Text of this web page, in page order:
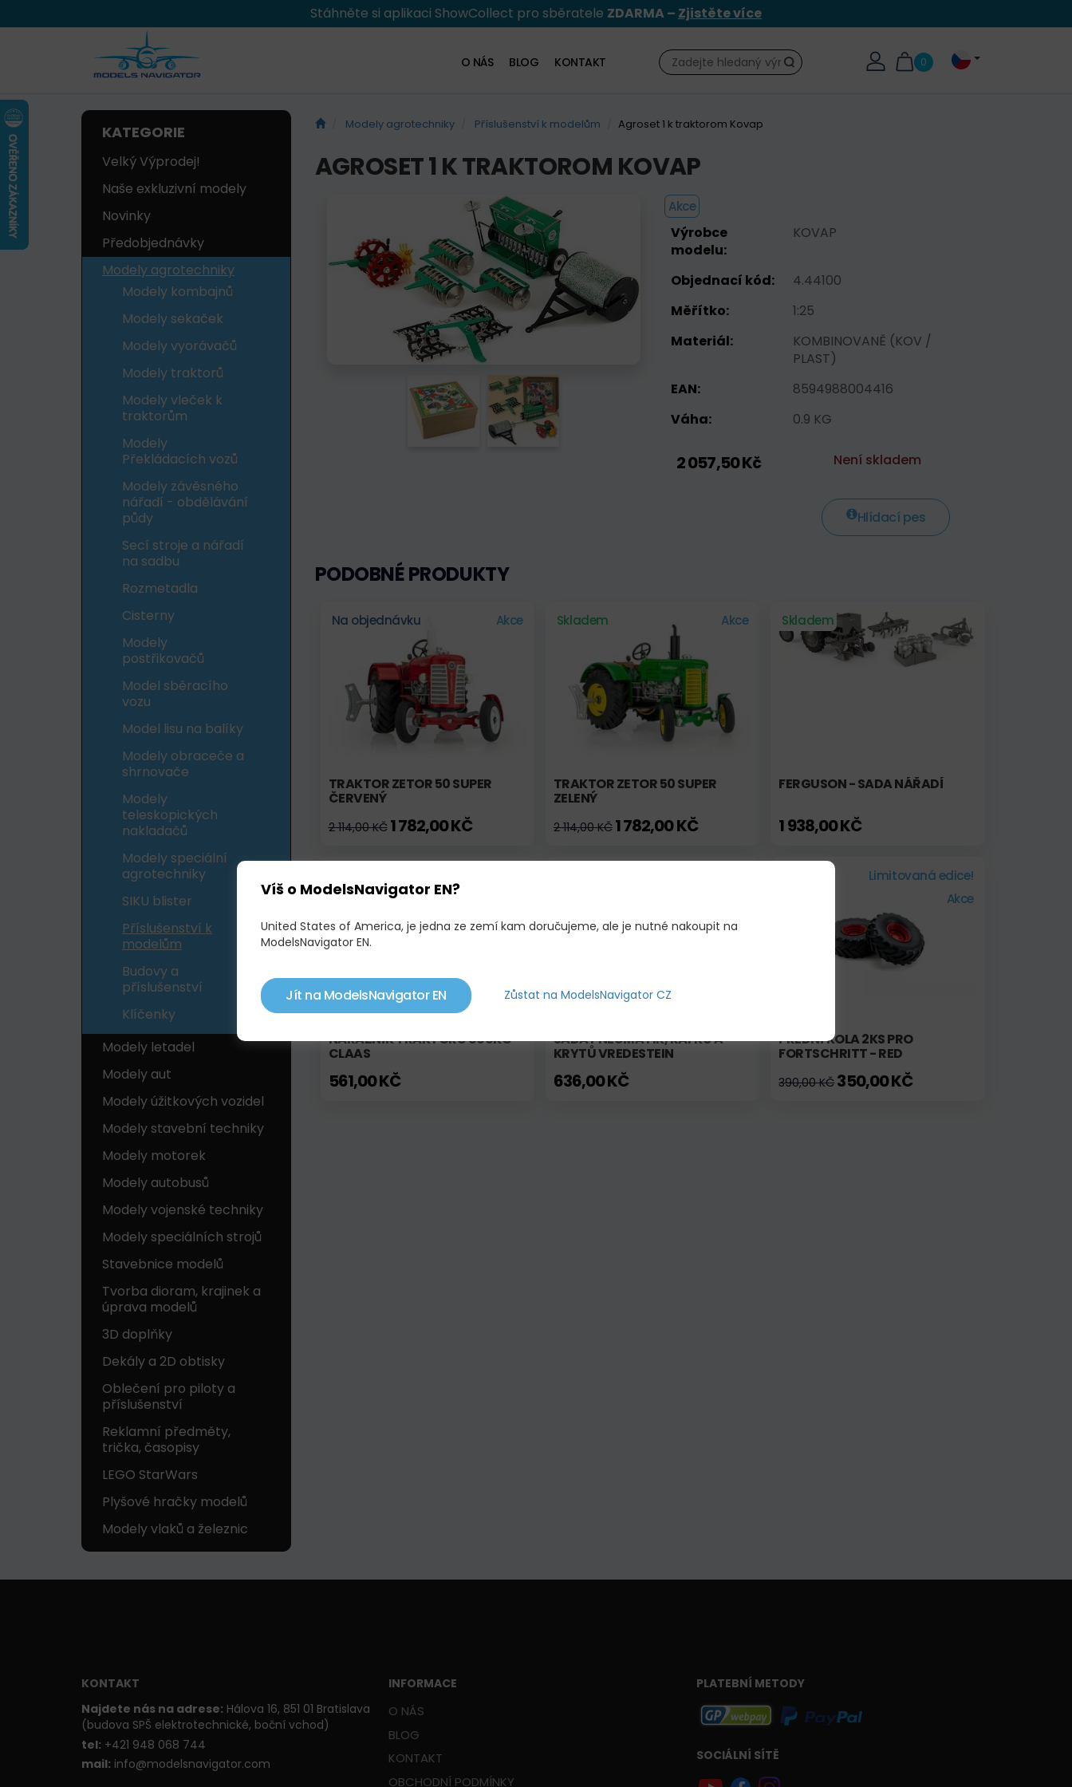
Stáhněte si aplikaci ShowCollect pro sběratele ZDARMA – Zjistěte více
0
Hledat
O NÁS BLOG KONTAKT
KATEGORIE
Velký Výprodej!
Naše exkluzivní modely
Novinky
Předobjednávky
Modely agrotechniky
Modely kombajnů
Modely sekaček
Modely vyorávačů
Modely traktorů
Modely vleček k
traktorům
Modely
Překládacích vozů
Modely závěsného
nářadí - obdělávání
půdy
Secí stroje a nářadí
na sadbu
Rozmetadla
Cisterny
Modely
postřikovačů
Model sběracího
vozu
Model lisu na balíky
Modely obraceče a
shrnovače
Modely
teleskopických
nakladačů
Modely speciální
agrotechniky
SIKU blister
Příslušenství k
modelům
Budovy a
příslušenství
Klíčenky
Modely letadel
Modely aut
Modely úžitkových vozidel
Modely stavební techniky
Modely motorek
Modely autobusů
Modely vojenské techniky
Modely speciálních strojů
Stavebnice modelů
Tvorba dioram, krajinek a
úprava modelů
3D doplňky
Dekály a 2D obtisky
Oblečení pro piloty a
příslušenství
Reklamní předměty,
trička, časopisy
LEGO StarWars
Plyšové hračky modelů
Modely vlaků a železnic
Modely agrotechniky Příslušenství k modelům Agroset 1 k traktorom Kovap
AGROSET 1 K TRAKTOROM KOVAP
Akce
Výrobce
modelu:
KOVAP
Objednací kód:
4.44100
Měřítko:
1:25
Materiál:
KOMBINOVANĚ (KOV /
PLAST)
EAN:
8594988004416
Váha:
0.9 KG
2 057,50 Kč Není skladem
Hlídací pes
PODOBNÉ PRODUKTY
Na objednávku Akce
TRAKTOR ZETOR 50 SUPER
ČERVENÝ
2 114,00 KČ1 782,00 KČ
Skladem Akce
TRAKTOR ZETOR 50 SUPER
ZELENÝ
2 114,00 KČ1 782,00 KČ
Skladem
FERGUSON - SADA NÁŘADÍ
1 938,00 KČ
NÁRAZNÍK TRAKTORU 800KG -
CLAAS
561,00 KČ
SADA PNEUMATIK, RÁFKŮ A
KRYTŮ VREDESTEIN
636,00 KČ
Limitovaná edice!
Akce
PŘEDNÍ KOLA 2KS PRO
FORTSCHRITT - RED
390,00 KČ350,00 KČ
KONTAKT
Najdete nás na adrese: Hálova 16, 851 01 Bratislava
(budova SPŠ elektrotechnické, boční vchod)
tel: +421 948 068 744
mail: info@modelsnavigator.com
INFORMACE
O NÁS
BLOG
KONTAKT
OBCHODNÍ PODMÍNKY
PLATEBNÍ METODY
SOCIÁLNÍ SÍTĚ
Víš o ModelsNavigator EN?
United States of America, je jedna ze zemí kam doručujeme, ale je nutné nakoupit na
ModelsNavigator EN.
Jít na ModelsNavigator EN Zůstat na ModelsNavigator CZ